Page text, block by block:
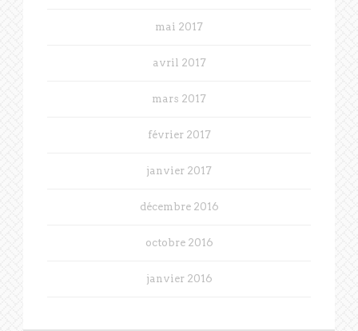
mai 2017
avril 2017
mars 2017
février 2017
janvier 2017
décembre 2016
octobre 2016
janvier 2016